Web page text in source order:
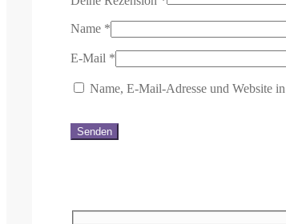
Name *
E-Mail *
Name, E-Mail-Adresse und Website